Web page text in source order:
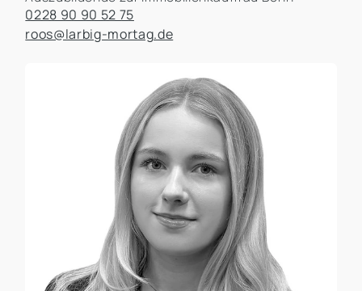
0228 90 90 52 75
roos@larbig-mortag.de